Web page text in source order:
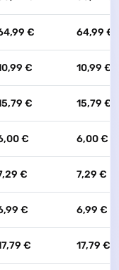
€ 64,99 €
€ 10,99 €
€ 15,79 €
€ 6,00 €
€ 7,29 €
€ 6,99 €
€ 17,79 €